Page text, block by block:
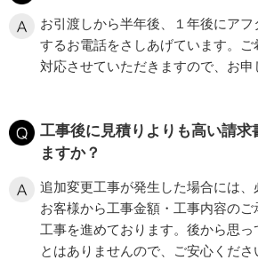
お引渡しから半年後、１年後にア
するお電話をさしあげています。
対応させていただきますので、お申
工事後に見積りよりも高い請求
ますか？
追加変更工事が発生した場合には、
お客様から工事金額・工事内容の
工事を進めております。後から思っ
とはありませんので、ご安心くださ